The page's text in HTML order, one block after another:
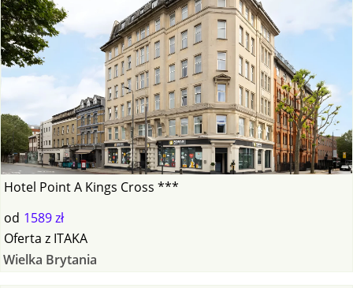
Hotel Point A Kings Cross ***
od 1589 zł
Oferta z ITAKA
Wielka Brytania